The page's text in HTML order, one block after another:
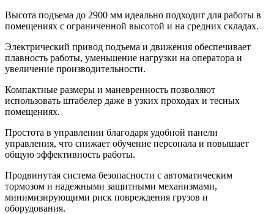
Высота подъема до 2900 мм идеально подходит для работы в
помещениях с ограниченной высотой и на средних складах.
Электрический привод подъема и движения обеспечивает
плавность работы, уменьшение нагрузки на оператора и
увеличение производительности.
Компактные размеры и маневренность позволяют
использовать штабелер даже в узких проходах и тесных
помещениях.
Простота в управлении благодаря удобной панели
управления, что снижает обучение персонала и повышает
общую эффективность работы.
Продвинутая система безопасности с автоматическим
тормозом и надежными защитными механизмами,
минимизирующими риск повреждения грузов и
оборудования.